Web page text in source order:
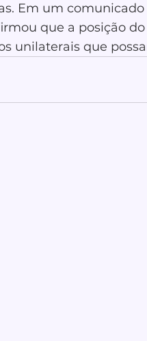
Em um
que a posição
unilaterais que